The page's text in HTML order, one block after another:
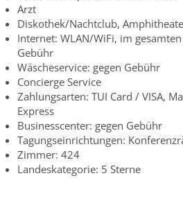
Arzt
Diskothek/Nachtclub,
Internet: WLAN/WiFi, im
Gebühr
Wäscheservice: gegen Gebühr
Concierge Service
Zahlungsarten: TUI Card / VISA,
Express
Businesscenter: gegen Gebühr
Tagungseinrichtungen:
Zimmer: 424
Landeskategorie: 5 Sterne